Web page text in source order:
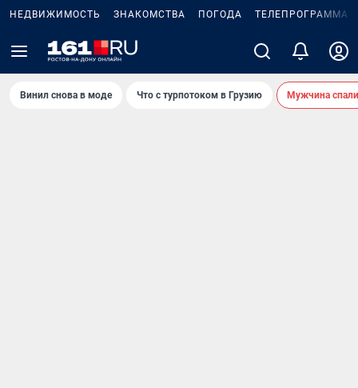
НЕДВИЖИМОСТЬ ЗНАКОМСТВА ПОГОДА ТЕЛЕПРОГРАММА
Винил снова в моде Что с турпотоком в Грузию Мужчина